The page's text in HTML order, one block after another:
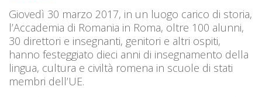
Giovedì 30 marzo 2017, in un luogo carico di storia,
l’Accademia di Romania in Roma, oltre 100 alunni,
30 direttori e insegnanti, genitori e altri ospiti,
hanno festeggiato dieci anni di insegnamento della
lingua, cultura e civiltà romena in scuole di stati
membri dell’UE.